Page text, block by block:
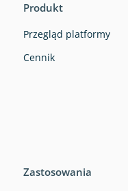
Produkt
Przegląd platformy
Cennik
Zastosowania